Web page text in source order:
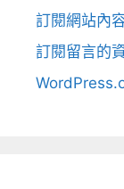
訂閱網站內
訂閱留言的